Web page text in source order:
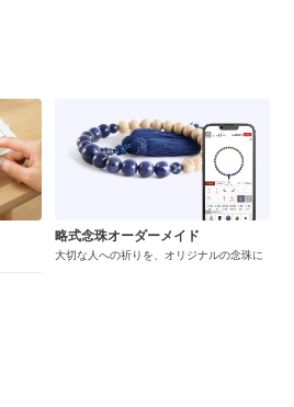
略式念珠オーダーメイド
大切な人への祈りを、オリジナルの念珠に